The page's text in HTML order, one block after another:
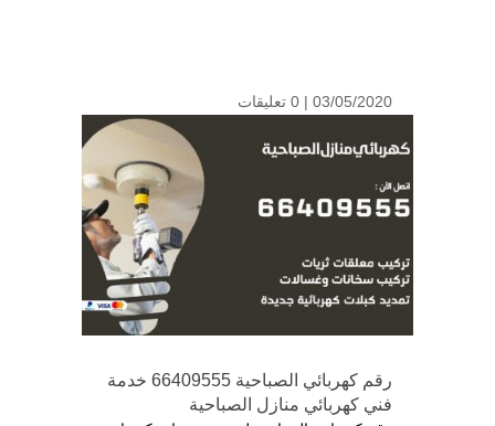
03/05/2020 | 0 تعليقات
رقم كهربائي الصباحية 66409555 خدمة
فني كهربائي منازل الصباحية